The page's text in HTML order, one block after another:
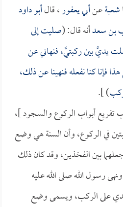
شعبةعنأبي يعفور، قالأبو داود
بن سعدأنه قال: (صليت إلى
يديَّ بين ركبتيَّ، فنهاني عن
فإنا كنا نفعله فنهينا عن ذلك،
) ].
تفريع أبواب الركوع والسجود ]،
في الركوع، وأن السنة هي وضع
بين الفخذين، وقد كان ذلك
رسول الله صلى الله عليه
على الركب، ويسمى وضع